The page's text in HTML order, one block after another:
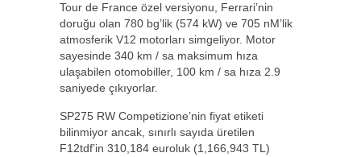
Tour de France özel versiyonu, Ferrari’nin
doruğu olan 780 bg’lik (574 kW) ve 705 nM’lik
atmosferik V12 motorları simgeliyor. Motor
sayesinde 340 km / sa maksimum hıza
ulaşabilen otomobiller, 100 km / sa hıza 2.9
saniyede çıkıyorlar.
SP275 RW Competizione’nin fiyat etiketi
bilinmiyor ancak, sınırlı sayıda üretilen
F12tdf’in 310,184 euroluk (1,166,943 TL)